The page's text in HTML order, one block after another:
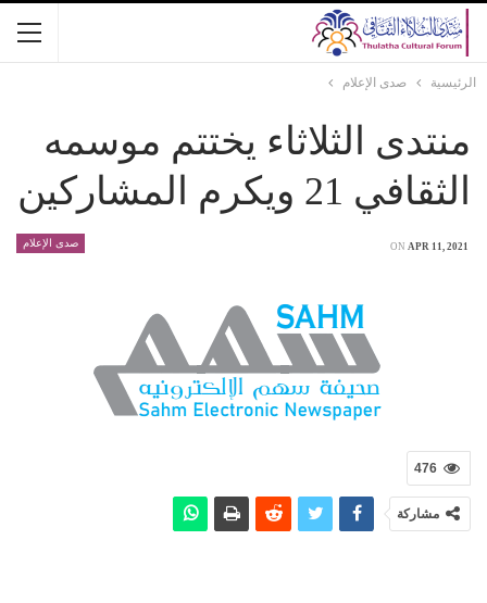
الرئيسية صدى الإعلام
منتدى الثلاثاء يختتم موسمه
الثقافي 21 ويكرم المشاركين
صدى الإعلام ON APR 11, 2021
476
مشاركة